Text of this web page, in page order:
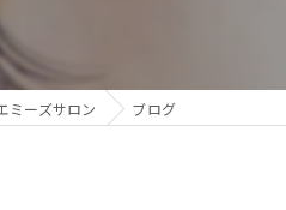
ミーズサロン ブログ